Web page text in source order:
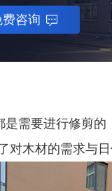
费咨询
需要进行修剪的
木材的需求与